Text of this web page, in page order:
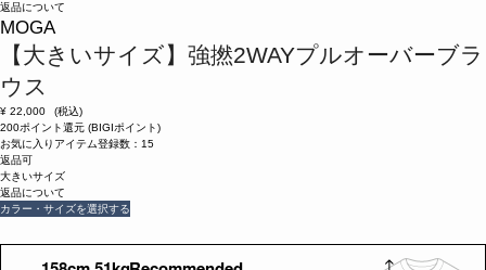
返品について
MOGA
【大きいサイズ】強撚2WAYプルオーバーブラ
ウス
¥ 22,000
(税込)
200ポイント還元 (BIGIポイント)
お気に入りアイテム登録数： 15
返品可
大きいサイズ
返品について
カラー・サイズを選択する